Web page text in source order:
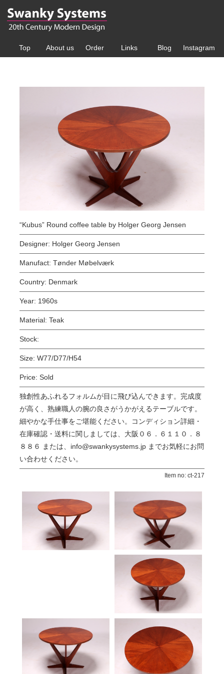
Top About us Order Links Blog Instagram
“Kubus” Round coffee table by Holger Georg Jensen
Designer: Holger Georg Jensen
Manufact: Tønder Møbelværk
Country: Denmark
Year: 1960s
Material: Teak
Stock:
Size: W77/D77/H54
Price: Sold
独創性あふれるフォルムが目に飛び込んできます。完成度
が高く、熟練職人の腕の良さがうかがえるテーブルです。
細やかな手仕事をご堪能ください。コンディション詳細・
在庫確認・送料に関しましては、大阪０６．６１１０．８
８８６ または、info@swankysystems.jp までお気軽にお問
い合わせください。
Item no: ct-217